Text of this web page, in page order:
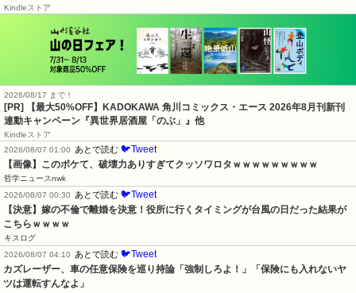
Kindleストア
2026/08/17 まで！
[PR] 【最大50%OFF】KADOKAWA 角川コミックス・エース 2026年8月刊新刊
連動キャンペーン『異世界居酒屋「のぶ」』他
Kindleストア
2026/08/07 01:00
あとで読む 🐦Tweet
【画像】このボケて、破壊力ありすぎてクッソワロタｗｗｗｗｗｗｗｗｗ
哲学ニュースnwk
2026/08/07 00:30
あとで読む 🐦Tweet
【決意】嫁の不倫で離婚を決意！役所に行くタイミングが台風の日だった結果が
こちらｗｗｗｗ
キスログ
2026/08/07 04:10
あとで読む 🐦Tweet
カズレーザー、車の任意保険を巡り持論「強制しろよ！」「保険にも入れないヤ
ツは運転すんなよ」